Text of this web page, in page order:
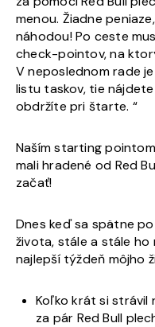
menou. Žiadne
náhodou! Po ceste
check-pointov, na
V neposlednom rade
listu taskov, tie
obdržíte pri štarte. “
Naším starting
mali hradené od Red
začať!
Dnes keď sa spätne
života, stále a stále
najlepší týždeň môjho
Koľko krát si strávil
za pár Red Bull